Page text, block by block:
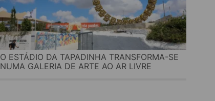
O ESTÁDIO DA TAPADINHA TRANSFORMA-SE
NUMA GALERIA DE ARTE AO AR LIVRE